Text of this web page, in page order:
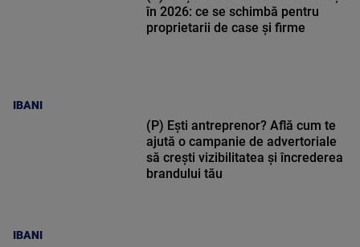
IBANI
în 2026: ce se schimbă pentru
proprietarii de case și firme
IBANI
(P) Ești antreprenor? Află cum te
ajută o campanie de advertoriale
să crești vizibilitatea și încrederea
brandului tău